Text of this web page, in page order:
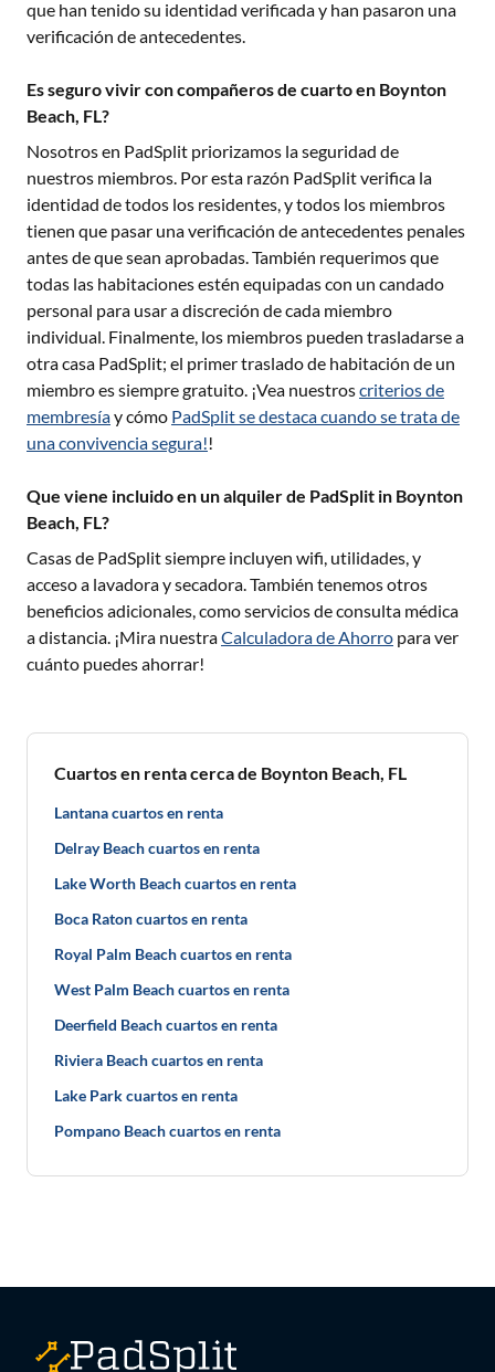
que han tenido su identidad verificada y han pasaron una
verificación de antecedentes.
Es seguro vivir con compañeros de cuarto en Boynton
Beach, FL?
Nosotros en PadSplit priorizamos la seguridad de
nuestros miembros. Por esta razón PadSplit verifica la
identidad de todos los residentes, y todos los miembros
tienen que pasar una verificación de antecedentes penales
antes de que sean aprobadas. También requerimos que
todas las habitaciones estén equipadas con un candado
personal para usar a discreción de cada miembro
individual. Finalmente, los miembros pueden trasladarse a
otra casa PadSplit; el primer traslado de habitación de un
miembro es siempre gratuito. ¡Vea nuestroscriterios de
membresíay cómo PadSplit se destaca cuando se trata de
una convivencia segura!!
Que viene incluido en un alquiler de PadSplit in Boynton
Beach, FL?
Casas de PadSplit siempre incluyen wifi, utilidades, y
acceso a lavadora y secadora. También tenemos otros
beneficios adicionales, como servicios de consulta médica
a distancia. ¡Mira nuestraCalculadora de Ahorro para ver
cuánto puedes ahorrar!
Cuartos en renta cerca de Boynton Beach, FL
Lantana cuartos en renta
Delray Beach cuartos en renta
Lake Worth Beach cuartos en renta
Boca Raton cuartos en renta
Royal Palm Beach cuartos en renta
West Palm Beach cuartos en renta
Deerfield Beach cuartos en renta
Riviera Beach cuartos en renta
Lake Park cuartos en renta
Pompano Beach cuartos en renta